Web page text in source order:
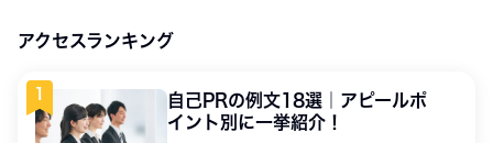
アクセスランキング
自己PRの例文18選｜アピールポ
イント別に一挙紹介！